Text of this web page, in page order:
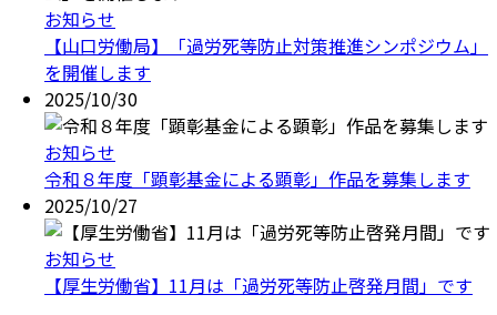
お知らせ
【山口労働局】「過労死等防止対策推進シンポジウム」
を開催します
2025/10/30
お知らせ
令和８年度「顕彰基金による顕彰」作品を募集します
2025/10/27
お知らせ
【厚生労働省】11月は「過労死等防止啓発月間」です